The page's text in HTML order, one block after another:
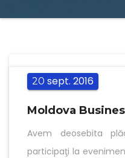
20 sept. 2016
Moldova
Avem deosebita
participaţi la